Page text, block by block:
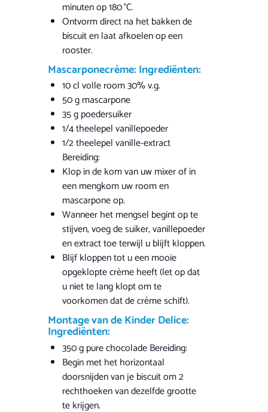
minuten op 180 °C.
Ontvorm direct na het bakken de
biscuit en laat afkoelen op een
rooster.
Mascarponecrème: Ingrediënten:
10 cl volle room 30% v.g.
50 g mascarpone
35 g poedersuiker
1/4 theelepel vanillepoeder
1/2 theelepel vanille-extract
Bereiding:
Klop in de kom van uw mixer of in
een mengkom uw room en
mascarpone op.
Wanneer het mengsel begint op te
stijven, voeg de suiker, vanillepoeder
en extract toe terwijl u blijft kloppen.
Blijf kloppen tot u een mooie
opgeklopte crème heeft (let op dat
u niet te lang klopt om te
voorkomen dat de crème schift).
Montage van de Kinder Delice:
Ingrediënten:
350 g pure chocolade Bereiding:
Begin met het horizontaal
doorsnijden van je biscuit om 2
rechthoeken van dezelfde grootte
te krijgen.